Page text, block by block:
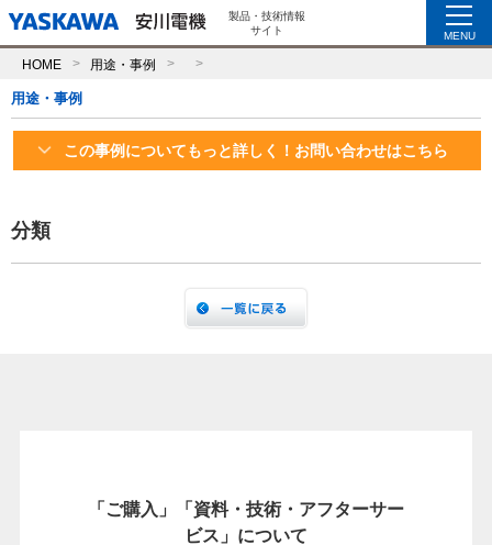
製品・技術情報
サイト
MENU
HOME 用途・事例
用途・事例
この事例についてもっと詳しく！お問い合わせはこちら
分類
「ご購入」「資料・技術・アフターサー
ビス」について